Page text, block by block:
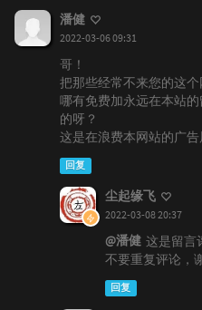
潘健
2022-03-06 09:31
哥！
把那些经常不来您的这个
哪有免费加永远在本站
的呀？
这是在浪费本网站的广
回复
尘起缘飞
2022-03-08 20:37
@潘健 这是留言
不要重复评论，
回复